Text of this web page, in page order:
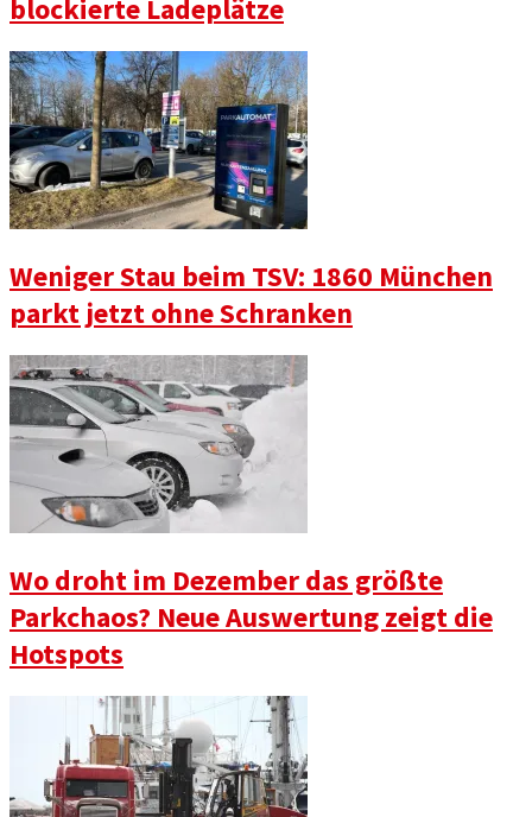
blockierte Ladeplätze
Weniger Stau beim TSV: 1860 München
parkt jetzt ohne Schranken
Wo droht im Dezember das größte
Parkchaos? Neue Auswertung zeigt die
Hotspots